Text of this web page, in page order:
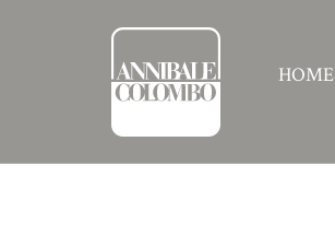
HOME